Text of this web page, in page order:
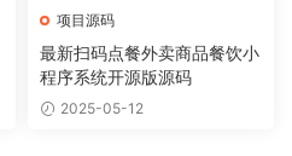
项目源码
最新扫码点餐外卖商品餐饮小
程序系统开源版源码
2025-05-12